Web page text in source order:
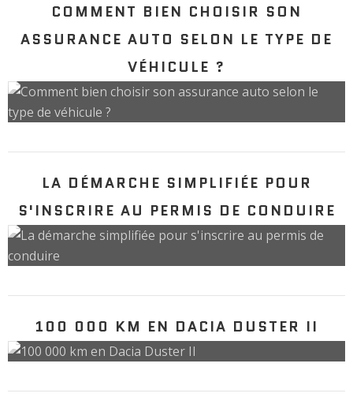
COMMENT BIEN CHOISIR SON
ASSURANCE AUTO SELON LE TYPE DE
VÉHICULE ?
LA DÉMARCHE SIMPLIFIÉE POUR
S'INSCRIRE AU PERMIS DE CONDUIRE
100 000 KM EN DACIA DUSTER II